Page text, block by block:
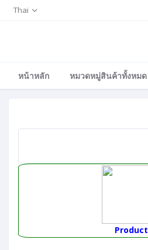
Thai
หน้าหลัก หมวดหมู่สินค้าทั้งหมด
Product